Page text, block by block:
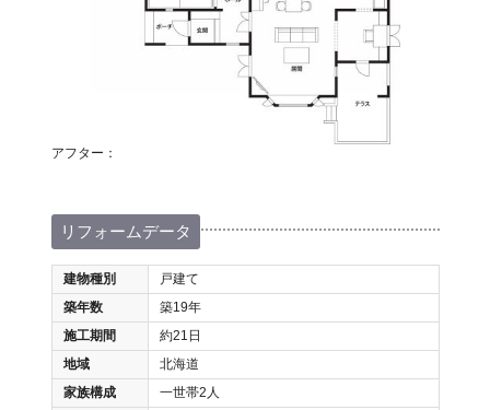
アフター：
リフォームデータ
建物種別
戸建て
築年数
築19年
施工期間
約21日
地域
北海道
家族構成
一世帯2人